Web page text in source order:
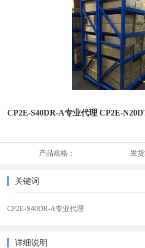
CP2E-S40DR-A专业代理 CP2E-
产品规格： 发
关键词
CP2E-S40DR-A专业代理
详细说明